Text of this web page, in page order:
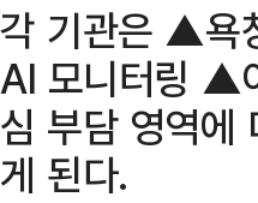
각 기관은 ▲욕
AI 모니터링 ▲
심 부담 영역에
게 된다.